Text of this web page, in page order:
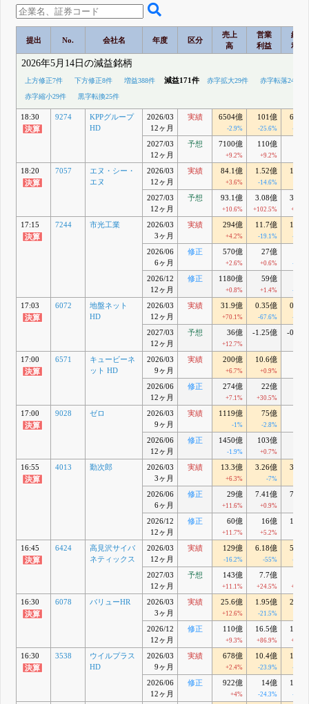
提出 No. 会社名 年度 区分
売上
高
営業
利益
経常
利益
2026年5月14日の減益銘柄
上方修正7件 下方修正8件 増益388件 減益171件 赤字拡大29件 赤字転落24件
赤字縮小29件 黒字転換25件
18:30 9274
KPPグループ
HD
2026/03
12ヶ月
実績 6504億
-2.9%
101億
-25.6%
61.8
-
2027/03
12ヶ月
予想 7100億
+9.2%
110億
+9.2%
18:20 7057
エヌ・シー・
エヌ
2026/03
12ヶ月
実績 84.1億
+3.6%
1.52億
-14.6%
1.87
2027/03
12ヶ月
予想 93.1億
+10.6%
3.08億
+102.5%
3.48
17:15 7244 市光工業
2026/03
3ヶ月
実績 294億
+4.2%
11.7億
-19.1%
15.9
-
2026/06
6ヶ月
修正 570億
+2.6%
27億
+0.6% -
2026/12
12ヶ月
修正 1180億
+0.8%
59億
+1.4% -
17:03 6072
地盤ネット
HD
2026/03
12ヶ月
実績 31.9億
+70.1%
0.35億
-67.6%
0.45
-
2027/03
12ヶ月
予想 36億
+12.7%
-1.25億 -0.95
17:00 6571
キュービーネ
ット HD
2026/03
9ヶ月
実績 200億
+6.7%
10.6億
+0.9%
2026/06
12ヶ月
修正 274億
+7.1%
22億
+30.5%
17:00 9028 ゼロ
2026/03
9ヶ月
実績 1119億
-1%
75億
-2.8%
2026/06
12ヶ月
修正 1450億
-1.9%
103億
+0.7%
16:55 4013 勤次郎
2026/03
3ヶ月
実績 13.3億
+6.3%
3.26億
-7%
3.19
2026/06
6ヶ月
修正 29億
+11.6%
7.41億
+0.9%
7.42
2026/12
12ヶ月
修正 60億
+11.7%
16億
+5.2%
16.1
16:45 6424
高見沢サイバ
ネティックス
2026/03
12ヶ月
実績 129億
-16.2%
6.18億
-55%
5.99
-
2027/03
12ヶ月
予想 143億
+11.1%
7.7億
+24.5%
16:30 6078 バリューHR
2026/03
3ヶ月
実績 25.6億
+12.6%
1.95億
-21.5%
2.06
2026/12
12ヶ月
修正 110億
+9.3%
16.5億
+86.9%
16.3
16:30 3538
ウイルプラス
HD
2026/03
9ヶ月
実績 678億
+2.4%
10.4億
-23.9%
10.6
-
2026/06
12ヶ月
修正 922億
+4%
14億
-24.3%
14.3
-